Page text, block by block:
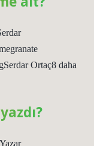
Ortaç8 daha